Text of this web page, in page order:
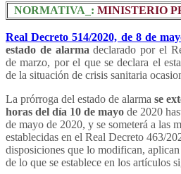
NORMATIVA_: MINISTERIO
Real Decreto 514/2020, de 8 de
estado de alarma declarado por el
de marzo, por el que se declara el
de la situación de crisis sanitaria
La prórroga del estado de alarma se
horas del día 10 de mayo de 2020
de mayo de 2020, y se someterá a las
establecidas en el Real Decreto 463/
disposiciones que lo modifican,
de lo que se establece en los artículos